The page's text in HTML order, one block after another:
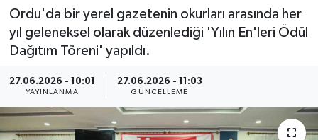
Ordu'da bir yerel gazetenin okurları arasında her
yıl geleneksel olarak düzenlediği 'Yılın En'leri Ödül
Dağıtım Töreni' yapıldı.
27.06.2026 - 10:01
YAYINLANMA
27.06.2026 - 11:03
GÜNCELLEME
Ekonomi
Teknoloji
Sağlık
Süper Lig Puan Durumu ve Fikstür
Tüm Manşetler
Son Dakika Haberleri
Haber Arşivi